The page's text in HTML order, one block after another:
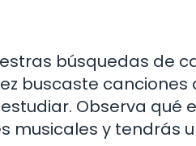
búsquedas de
buscaste
Observa qué
musicales y tendrás